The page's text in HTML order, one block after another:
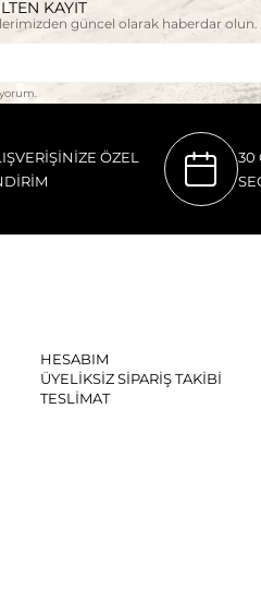
KAYIT
güncel olarak haberdar olun.
ÖZEL
30
HESABIM
ÜYELİKSİZ SİPARİŞ TAKİBİ
TESLİMAT